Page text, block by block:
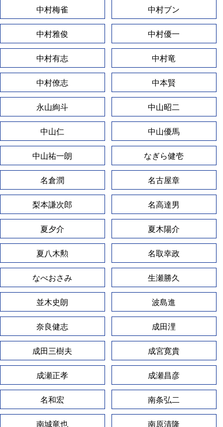
中村梅雀 中村ブン
中村雅俊 中村優一
中村有志 中村竜
中村僚志 中本賢
永山絢斗 中山昭二
中山仁 中山優馬
中山祐一朗 なぎら健壱
名倉潤 名古屋章
梨本謙次郎 名高達男
夏夕介 夏木陽介
夏八木勲 名取幸政
なべおさみ 生瀬勝久
並木史朗 波島進
奈良健志 成田浬
成田三樹夫 成宮寛貴
成瀬正孝 成瀬昌彦
名和宏 南条弘二
南城竜也 南原清隆